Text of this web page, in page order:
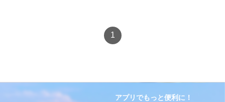
1
アプリでもっと便利に！